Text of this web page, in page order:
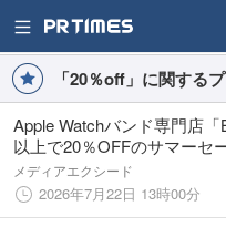
「20％off」に関する
Apple Watchバンド専門店「
以上で20％OFFのサマーセ
メディアエクシード
2026年7月22日 13時00分